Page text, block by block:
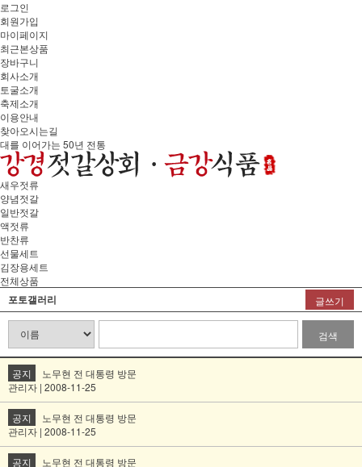
로그인
회원가입
마이페이지
최근본상품
장바구니
회사소개
토굴소개
축제소개
이용안내
찾아오시는길
대를 이어가는 50년 전통
새우젓류
양념젓갈
일반젓갈
액젓류
반찬류
선물세트
김장용세트
전체상품
포토갤러리 글쓰기
검색
공지
노무현 전 대통령 방문
관리자 | 2008-11-25
공지
노무현 전 대통령 방문
관리자 | 2008-11-25
공지
노무현 전 대통령 방문